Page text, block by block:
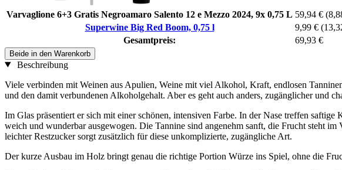
Varvaglione 6+3 Gratis Negroamaro Salento 12 e Mezzo 2024, 9x 0,75 L 59,94 €
Superwine Big Red Boom, 0,75 l
9,99 €
Gesamtpreis:
69,93 €
Beide in den Warenkorb
Beschreibung
Viele verbinden mit Weinen aus Apulien, Weine mit viel Alkohol, Kraft, endlosen
und den damit verbundenen Alkoholgehalt. Aber es geht auch anders, zugänglicher und
Im Glas präsentiert er sich mit einer schönen, intensiven Farbe. In der Nase treffen
weich und wunderbar ausgewogen. Die Tannine sind angenehm sanft, die Frucht steht
leichter Restzucker sorgt zusätzlich für diese unkomplizierte, zugängliche Art.
Der kurze Ausbau im Holz bringt genau die richtige Portion Würze ins Spiel, ohne die